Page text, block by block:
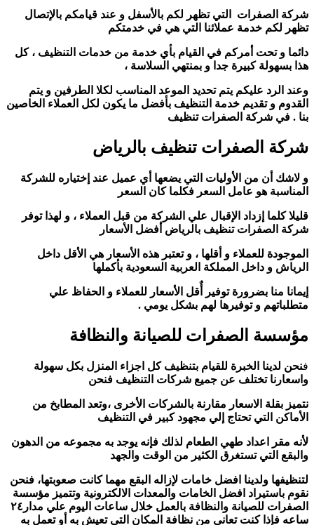
شركة الصفرات التي تظهر لكم بالأسفل و عند قيامكم بالإتصال
تظهر لكم خدمة عملائنا التي هي في خدمتكم
دائما و تحت أمركم في القيام بأي خدمة من خدمات التنظيف ، كل
هذا بسهولة كبيرة جدا و بمنتهي السلاسة ،
وعند الرد عليكم يتم تحديد الموعد المناسب لكلا الطرفين و يتم
القدوم و تقديم خدمة التنظيف بأفضل ما يكون لكل العملاء الخاصين
بنا . في شركة الصفرات تنظيف
شركة الصفرات تنظيف بالرياض
و لاشك أن من الأوليات التي يضعها أي عميل عند إختياره للشركة
المناسبة هو عامل السعر فكلما كان السعر
قليلا كلما إزداد الإقبال علي الشركة من قبل العملاء ، و لهذا توفر
شركة الصفرات تنظيف بالرياض أفضل الأسعار
الموجودة للعملاء و أقلها ، و تعتبر هذه الأسعار هي الأقل داخل
الرياش و داخل المملكة العربية السعودية بأكملها
إيمانا منا بضرورة توفير أٌقل الأسعار للعملاء و الحفاظ علي
متطلباتهم و توفيرها لهم بشكل يومي .
مؤسسة الصفرات للصيانة والنظافة
فنحن لدينا الخبرة للقيام بتنظيف كل اجزاء المنزل بكل سهولة
واسعارنا تختلف عن جميع شركات التنظيف فنحن
نتميز بقلة الاسعار مقارنة بالشركات الأخرى ،وتعد المطابخ من
الأماكن التي تحتاج إلي مجهود كبير في التنظيف
لأنه مقر اعداد طهي الطعام لذلك فإنه يوجد به مجموعه من الدهون
والبقع التي تستغرق الكثير من الوقت والجهد
لتنظيفها ولدينا افضل خامات لإزاله البقع مهما كانت صعوبتها، فنحن
نقوم باستيراد افضل الخامات والمعدات الالكترونية وتتميز مؤسسة
الصفرات للصيانة والنظافة بالعمل خلال ساعات اليوم
علي مدار٢٤
ساعه فإذا كنت تعاني من نظافة المكان التي تعيش به أو تعمل به